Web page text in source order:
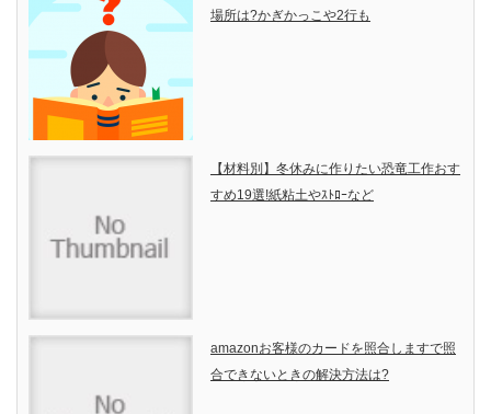
場所は?かぎかっこや2行も
【材料別】冬休みに作りたい恐竜工作おす
すめ19選!紙粘土やｽﾄﾛｰなど
amazonお客様のカードを照合しますで照
合できないときの解決方法は?